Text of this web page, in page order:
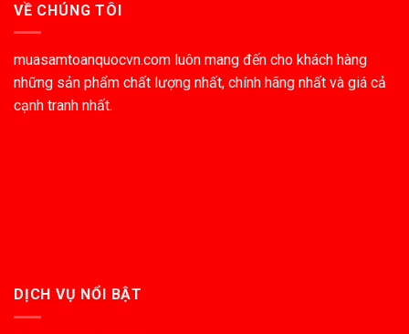
VỀ CHÚNG TÔI
muasamtoanquocvn.com luôn mang đến cho khách hàng
những sản phẩm chất lượng nhất, chính hãng nhất và giá cả
cạnh tranh nhất.
DỊCH VỤ NỔI BẬT